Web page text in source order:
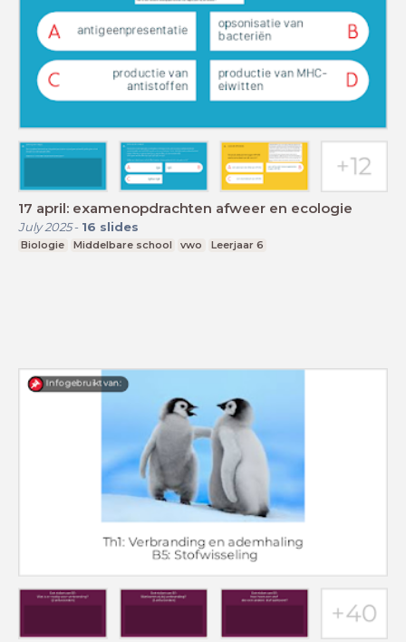
17 april: examenopdrachten afweer en ecologie
July 2025- 16 slides
Biologie Middelbare school vwo Leerjaar 6